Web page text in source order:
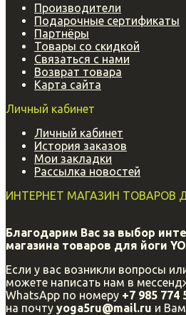
Производители
Подарочные сертификаты
Партнёры
Товары со скидкой
Связаться с нами
Возврат товара
Карта сайта
Личный кабинет
Личный кабинет
История заказов
Мои закладки
Рассылка новостей
ИНТЕРНЕТ МАГАЗИН ТОВАРОВ
Благодарим Вас за выбор
магазина товаров для йоги
Если у вас возникли вопросы
можете написать нам в
WhatsApp по номеру +7 985 774
на почту yoga5ru@mail.ru и